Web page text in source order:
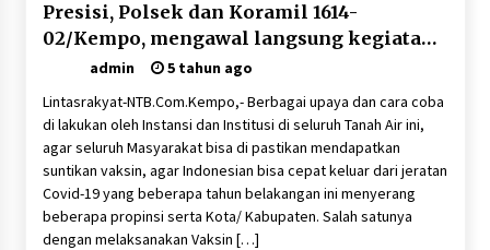
Presisi, Polsek dan Koramil 1614-
02/Kempo, mengawal langsung kegiatan
Vaksin di Desa Soro
admin
5 tahun ago
Lintasrakyat-NTB.Com.Kempo,- Berbagai upaya dan cara coba
di lakukan oleh Instansi dan Institusi di seluruh Tanah Air ini,
agar seluruh Masyarakat bisa di pastikan mendapatkan
suntikan vaksin, agar Indonesian bisa cepat keluar dari jeratan
Covid-19 yang beberapa tahun belakangan ini menyerang
beberapa propinsi serta Kota/ Kabupaten. Salah satunya
dengan melaksanakan Vaksin […]